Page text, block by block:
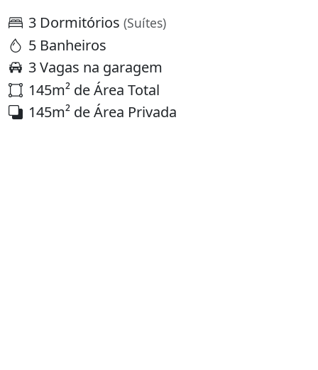
3 Dormitórios (Suítes)
5 Banheiros
3 Vagas na garagem
145m² de Área Total
145m² de Área Privada